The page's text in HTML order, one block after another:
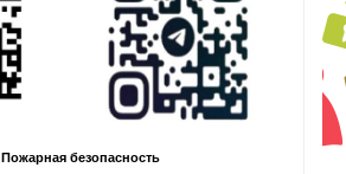
Пожарная безопасность